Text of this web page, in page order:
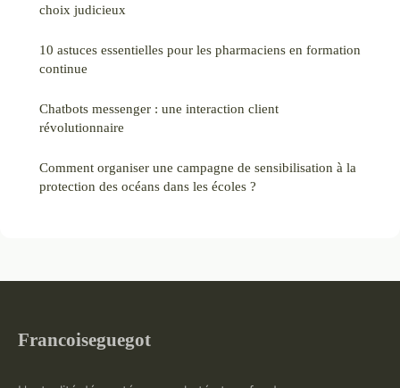
choix judicieux
10 astuces essentielles pour les pharmaciens en formation
continue
Chatbots messenger : une interaction client
révolutionnaire
Comment organiser une campagne de sensibilisation à la
protection des océans dans les écoles ?
Francoiseguegot